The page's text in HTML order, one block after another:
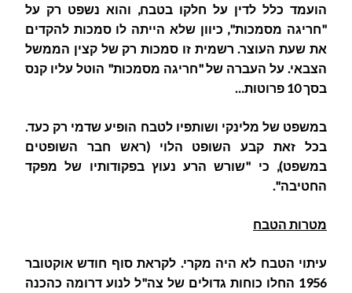
הועמד כלל לדין על חלקו בטבח, והוא נשפט רק על
"חריגה מסמכות", כיוון שלא הייתה לו סמכות להקדים
את שעת העוצר. רשמית זו סמכות רק של קצין הממשל
הצבאי. על העברה של "חריגה מסמכות" הוטל עליו קנס
בסך 10 פרוטות…
במשפט של מלינקי ושותפיו לטבח הופיע שדמי רק כעד.
בכל זאת קבע השופט הלוי (ראש חבר השופטים
במשפט), כי "שורש הרע נעוץ בפקודותיו של מפקד
החטיבה".
מטרות הטבח
עיתוי הטבח לא היה מקרי. לקראת סוף חודש אוקטובר
1956 החלו כוחות גדולים של צה"ל לנוע דרומה כהכנה